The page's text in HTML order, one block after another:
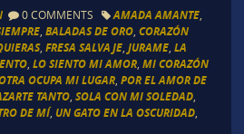
0 COMMENTS AMADA AMANTE,
, BALADAS DE ORO, CORAZÓN
, FRESA SALVAJE, JURAME, LA
, LO SIENTO MI AMOR, MI CORAZÓN
OCUPA MI LUGAR, POR EL AMOR DE
TANTO, SOLA CON MI SOLEDAD,
DE MÍ, UN GATO EN LA OSCURIDAD,